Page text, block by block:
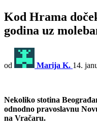
Kod Hrama
godina uz
od Marija K. 14.
Nekoliko stotina
odnodno pravoslavnu
na Vračaru.